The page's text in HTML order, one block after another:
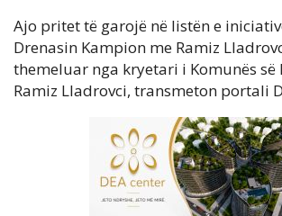
Ajo pritet të garojë në listën e
Drenasin Kampion me Ramiz
themeluar nga kryetari i Komunës së
Ramiz Lladrovci, transmeton portali